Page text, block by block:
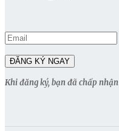
Khi đăng ký, bạn đã chấp nhận